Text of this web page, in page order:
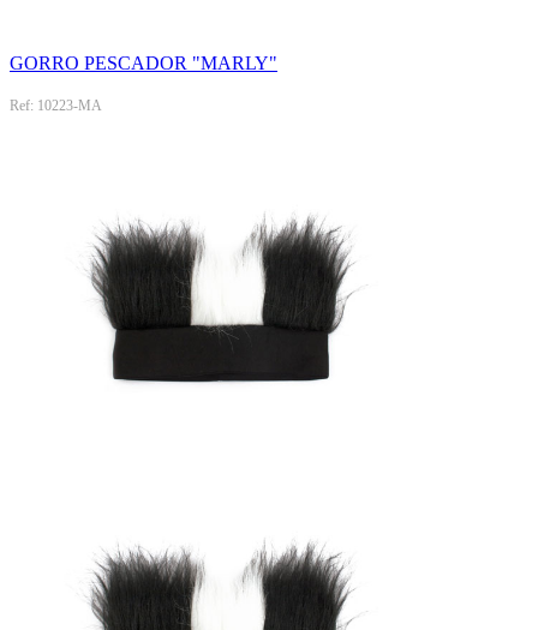
GORRO PESCADOR "MARLY"
Ref: 10223-MA